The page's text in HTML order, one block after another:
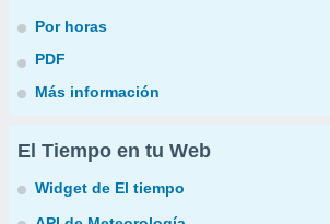
Por horas
PDF
Más información
El Tiempo en tu Web
Widget de El tiempo